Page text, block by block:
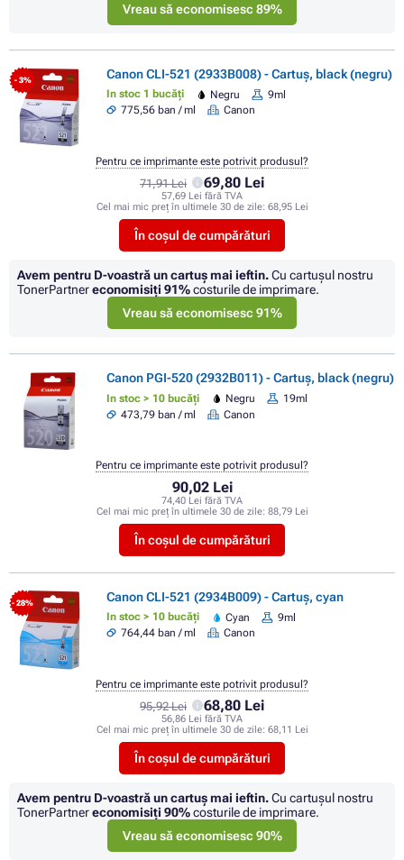
Vreau să economisesc 89%
- 3% Canon CLI-521 (2933B008) - Cartuș, black (negru)
In stoc 1 bucăți Negru
9ml
775,56 ban / ml
Canon
71,91 Lei 69,80 Lei
57,69 Lei fără TVA
Cel mai mic preț în ultimele 30 de zile: 68,95 Lei
În coșul de cumpărături
Pentru ce imprimante este potrivit produsul?
Avem pentru D-voastră un cartuș mai ieftin.Cu cartuşul nostru
TonerPartnereconomisiţi 91%costurile de imprimare.
Vreau să economisesc 91%
Canon PGI-520 (2932B011) - Cartuș, black (negru)
In stoc > 10 bucăți Negru
19ml
473,79 ban / ml
Canon
90,02 Lei
74,40 Lei fără TVA
Cel mai mic preț în ultimele 30 de zile: 88,79 Lei
În coșul de cumpărături
Pentru ce imprimante este potrivit produsul?
- 28% Canon CLI-521 (2934B009) - Cartuș, cyan
In stoc > 10 bucăți Cyan
9ml
764,44 ban / ml
Canon
95,92 Lei 68,80 Lei
56,86 Lei fără TVA
Cel mai mic preț în ultimele 30 de zile: 68,11 Lei
În coșul de cumpărături
Pentru ce imprimante este potrivit produsul?
Avem pentru D-voastră un cartuș mai ieftin.Cu cartuşul nostru
TonerPartnereconomisiţi 90%costurile de imprimare.
Vreau să economisesc 90%